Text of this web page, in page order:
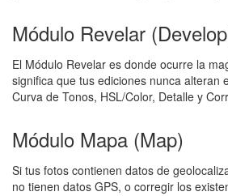
Módulo Revelar
El Módulo Revelar es donde ocurre la
significa que tus ediciones nunca alteran
Curva de Tonos, HSL/Color, Detalle y
Módulo Mapa (Map)
Si tus fotos contienen datos de
no tienen datos GPS, o corregir los